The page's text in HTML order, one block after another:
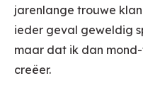
jarenlange trouwe
ieder geval geweldig
maar dat ik dan
creëer.